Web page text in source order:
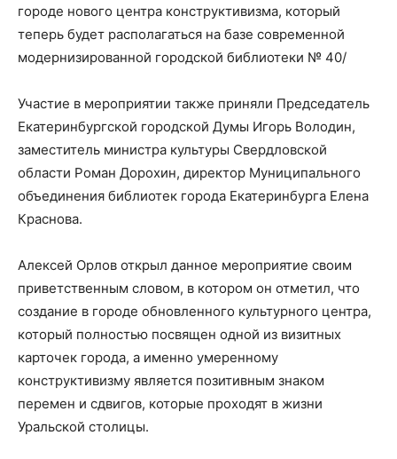
городе нового центра конструктивизма, который
теперь будет располагаться на базе современной
модернизированной городской библиотеки № 40/
Участие в мероприятии также приняли Председатель
Екатеринбургской городской Думы Игорь Володин,
заместитель министра культуры Свердловской
области Роман Дорохин, директор Муниципального
объединения библиотек города Екатеринбурга Елена
Краснова.
Алексей Орлов открыл данное мероприятие своим
приветственным словом, в котором он отметил, что
создание в городе обновленного культурного центра,
который полностью посвящен одной из визитных
карточек города, а именно умеренному
конструктивизму является позитивным знаком
перемен и сдвигов, которые проходят в жизни
Уральской столицы.